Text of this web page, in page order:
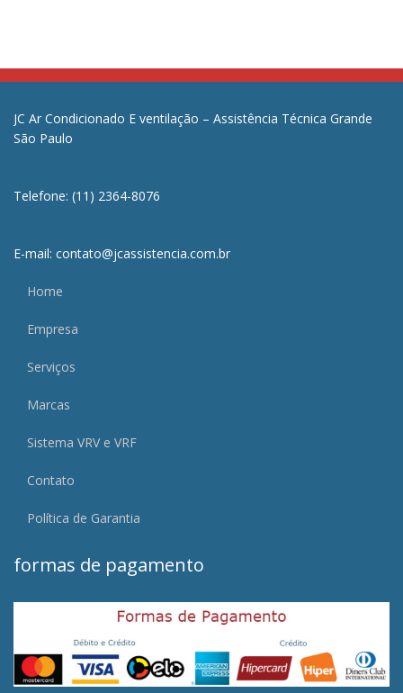
JC Ar Condicionado E ventilação – Assistência Técnica Grande
São Paulo
Telefone: (11) 2364-8076
E-mail: contato@jcassistencia.com.br
Home
Empresa
Serviços
Marcas
Sistema VRV e VRF
Contato
Política de Garantia
formas de pagamento